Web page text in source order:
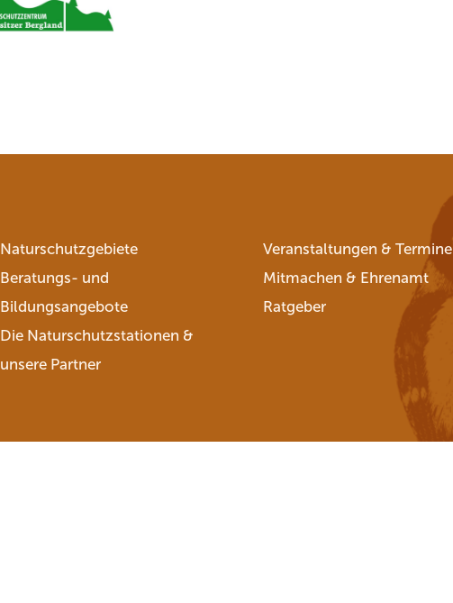
Naturschutzgebiete
Beratungs- und
Bildungsangebote
Die Naturschutzstationen &
unsere Partner
Veranstaltungen & Termine
Mitmachen & Ehrenamt
Ratgeber